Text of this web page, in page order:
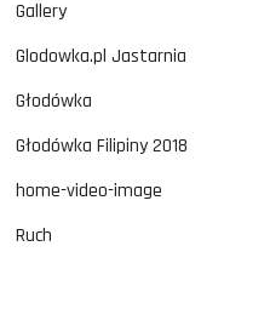
Gallery
Glodowka.pl Jastarnia
Głodówka
Głodówka Filipiny 2018
home-video-image
Ruch